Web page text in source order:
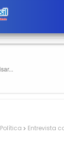
Política Entrevista